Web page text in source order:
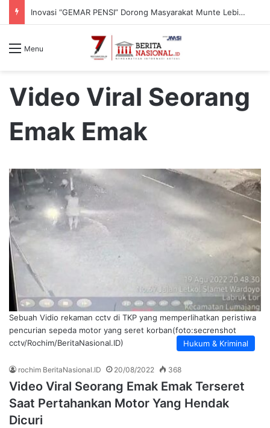
Forkopimda Malang Gelar Suling di Pakisaji : Bupati Sanusi Ajak Makmurkan Masjid & Awasi Pergaulan Anak
Menu
Video Viral Seorang
Emak Emak
Hukum & Kriminal
Sebuah Vidio rekaman cctv di TKP yang memperlihatkan peristiwa
pencurian sepeda motor yang seret korban(foto:secrenshot
cctv/Rochim/BeritaNasional.ID)
rochim BeritaNasional.ID 20/08/2022 368
Video Viral Seorang Emak Emak Terseret
Saat Pertahankan Motor Yang Hendak
Dicuri